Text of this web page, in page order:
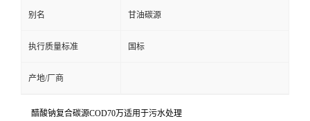
别名 甘油碳源
执行质量标准 国标
产地/厂商
醋酸钠复合碳源COD70万适用于污水处理